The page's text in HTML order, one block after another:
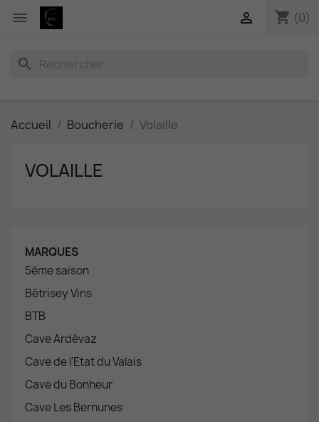
 shopping_cart (0)

search
Accueil Boucherie Volaille
VOLAILLE
MARQUES
5ème saison
Bétrisey Vins
BTB
Cave Ardévaz
Cave de l'Etat du Valais
Cave du Bonheur
Cave Les Bernunes